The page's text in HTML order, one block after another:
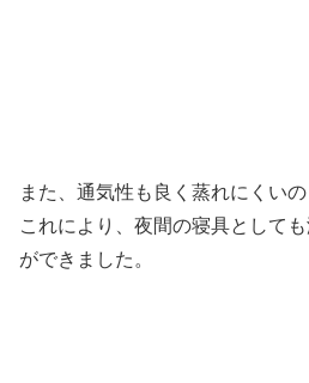
また、通気性も良く蒸れにくい
これにより、夜間の寝具として
ができました。